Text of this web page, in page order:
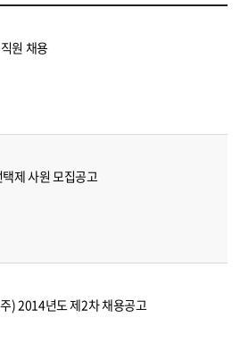
원 채용
제 사원 모집공고
) 2014년도 제2차 채용공고